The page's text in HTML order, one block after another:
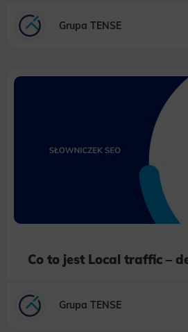
Grupa TENSE
Co to jest Local traffic –
Grupa TENSE